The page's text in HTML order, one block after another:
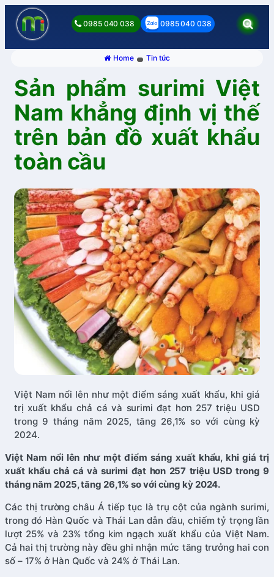
0985 040 038 0985 040 038
Home Tin tức
Sản phẩm surimi Việt
Nam khẳng định vị thế
trên bản đồ xuất khẩu
toàn cầu
Việt Nam nổi lên như một điểm sáng xuất khẩu, khi giá
trị xuất khẩu chả cá và surimi đạt hơn 257 triệu USD
trong 9 tháng năm 2025, tăng 26,1% so với cùng kỳ
2024.
Việt Nam nổi lên như một điểm sáng xuất khẩu, khi giá trị
xuất khẩu chả cá và surimi đạt hơn 257 triệu USD trong 9
tháng năm 2025, tăng 26,1% so với cùng kỳ 2024.
Các thị trường châu Á tiếp tục là trụ cột của ngành surimi,
trong đó Hàn Quốc và Thái Lan dẫn đầu, chiếm tỷ trọng lần
lượt 25% và 23% tổng kim ngạch xuất khẩu của Việt Nam.
Cả hai thị trường này đều ghi nhận mức tăng trưởng hai con
số – 17% ở Hàn Quốc và 24% ở Thái Lan.